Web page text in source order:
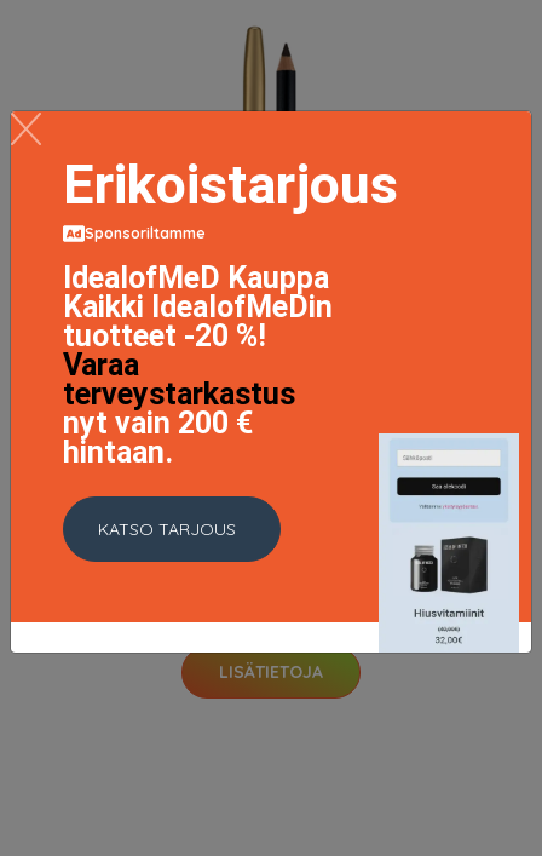
Le Crayon Khôl Eyeliner Pencil 03 Gris Blue
LISÄTIETOJA
Erikoistarjous
Sponsoriltamme
IdealofMeD Kauppa
Kaikki IdealofMeDin
tuotteet -20 %!
Varaa
terveystarkastus
nyt vain 200 €
hintaan.
KATSO TARJOUS